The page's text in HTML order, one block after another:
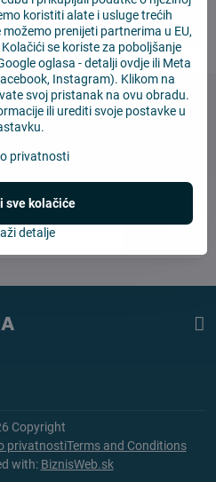
Pretplati
Copyright
privatnostiTerms and Conditions
with: BiznisWeb.sk
koristiti alate i usluge trećih
prenijeti partnerima u EU,
se koriste za poboljšanje
oglasa -detalji ovdjeili Meta
Instagram). Klikom na
svoj pristanak na ovu obradu.
ili urediti svoje postavke u
privatnosti
detalje
sve kolačiće